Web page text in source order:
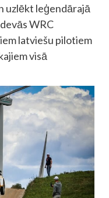
uzlēkt leģendārajā
WRC
latviešu pilotiem
visā